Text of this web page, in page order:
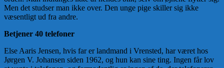
Men det studser man ikke over. Den unge pige skiller sig ikke
væsentligt ud fra andre.
Betjener 40 telefoner
Else Aaris Jensen, hvis far er landmand i Vrensted, har været hos
Jørgen V. Johansen siden 1962, og hun kan sine ting. Ingen får lov